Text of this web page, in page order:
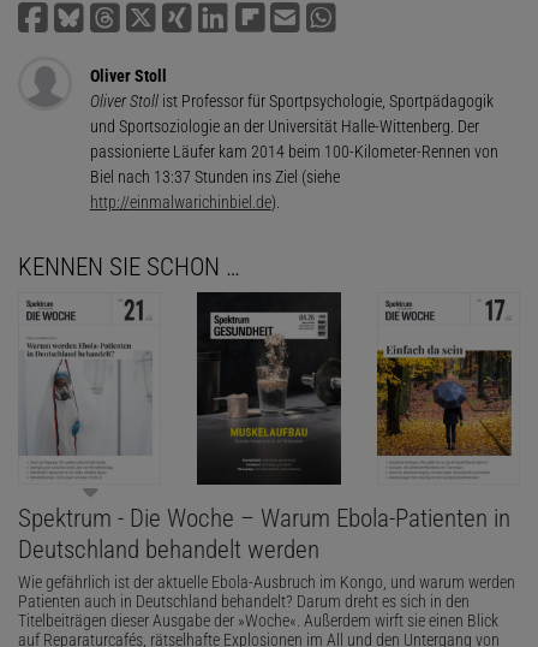
Oliver Stoll
Oliver Stollist Professor für Sportpsychologie, Sportpädagogik
und Sportsoziologie an der Universität Halle-Wittenberg. Der
passionierte Läufer kam 2014 beim 100-Kilometer-Rennen von
Biel nach 13:37 Stunden ins Ziel (siehe
http://einmalwarichinbiel.de).
KENNEN SIE SCHON …
Spektrum - Die Woche – Warum Ebola-Patienten in
Deutschland behandelt werden
Wie gefährlich ist der aktuelle Ebola-Ausbruch im Kongo, und warum werden
Patienten auch in Deutschland behandelt? Darum dreht es sich in den
Titelbeiträgen dieser Ausgabe der »Woche«. Außerdem wirft sie einen Blick
auf Reparaturcafés, rätselhafte Explosionen im All und den Untergang von